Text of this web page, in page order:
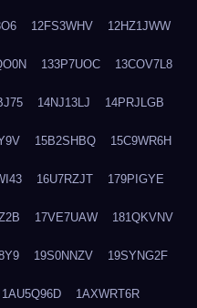
12FS3WHV 12HZ1JWW
133P7UOC 13COV7L8
14NJ13LJ 14PRJLGB
15B2SHBQ 15C9WR6H
16U7RZJT 179PIGYE
17VE7UAW 181QKVNV
19S0NNZV 19SYNG2F
1AU5Q96D 1AXWRT6R